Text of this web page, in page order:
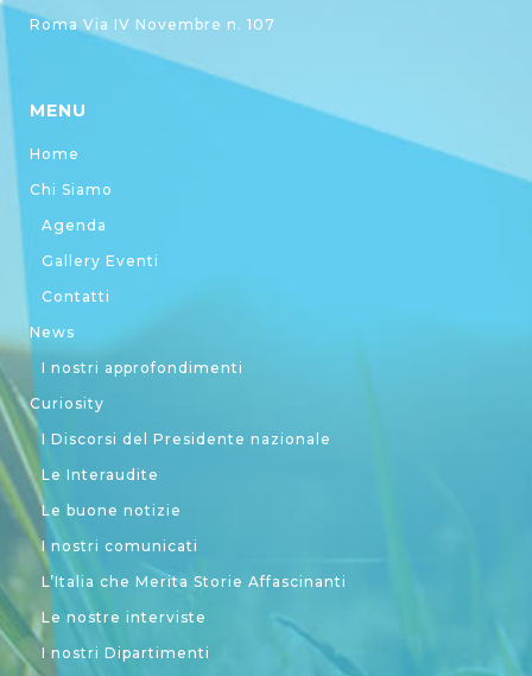
Roma Via IV Novembre n. 107
MENU
Home
Chi Siamo
Agenda
Gallery Eventi
Contatti
News
I nostri approfondimenti
Curiosity
I Discorsi del Presidente nazionale
Le Interaudite
Le buone notizie
I nostri comunicati
L’Italia che Merita Storie Affascinanti
Le nostre interviste
I nostri Dipartimenti